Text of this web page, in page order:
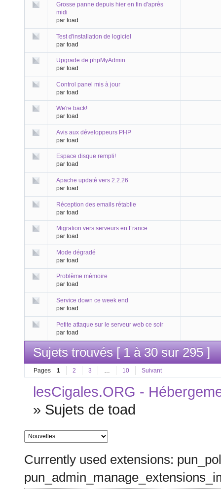
Grosse panne depuis hier en fin d'après
midi
par toad
Test d'installation de logiciel
par toad
Upgrade de phpMyAdmin
par toad
Control panel mis à jour
par toad
We're back!
par toad
Avis aux développeurs PHP
par toad
Espace disque rempli!
par toad
Apache updaté vers 2.2.26
par toad
Réception des emails rétablie
par toad
Migration vers serveurs en France
par toad
Mode dégradé
par toad
Problème mémoire
par toad
Service down ce week end
par toad
Petite attaque sur le serveur web ce soir
par toad
Sujets trouvés [ 1 à 30 sur 295 ]
Pages 1 2 3 10 Suivant
lesCigales.ORG -
» Sujets de toad
Currently used extensions: